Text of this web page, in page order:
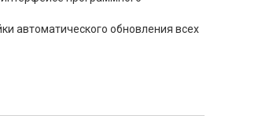
автоматического обновления всех